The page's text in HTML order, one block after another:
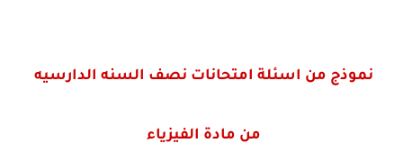
نموذج من اسئلة امتحانات نصف السنه الدارسيه
من مادة الفيزياء